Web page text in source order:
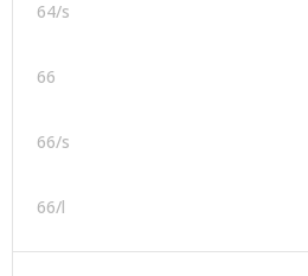
64/s
66
66/s
66/l